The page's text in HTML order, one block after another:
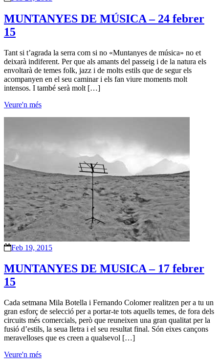
MUNTANYES DE MÚSICA – 24 febrer
15
Tant si t’agrada la serra com si no «Muntanyes de música» no et
deixarà indiferent. Per que als amants del passeig i de la natura els
envoltarà de temes folk, jazz i de molts estils que de segur els
acompanyen en el seu caminar i els fan viure moments molt
intensos. I també serà molt […]
Veure'n més
Feb 19, 2015
MUNTANYES DE MUSICA – 17 febrer
15
Cada setmana Mila Botella i Fernando Colomer realitzen per a tu un
gran esforç de selecció per a portar-te tots aquells temes, de fora dels
circuits més comercials, però que reuneixen una gran qualitat per la
fusió d’estils, la seua lletra i el seu resultat final. Són eixes cançons
meravelloses que es creen a qualsevol […]
Veure'n més